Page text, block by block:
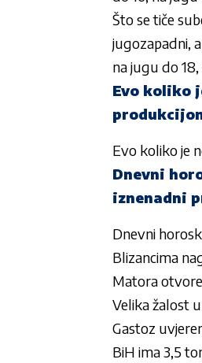
Što se tiče
jugozapadni,
na jugu do
Evo koliko
Evo koliko je
Dnevni
iznenadni
Dnevni
Blizancima
Matora
Velika žalost
Gastoz
BiH ima 3,5